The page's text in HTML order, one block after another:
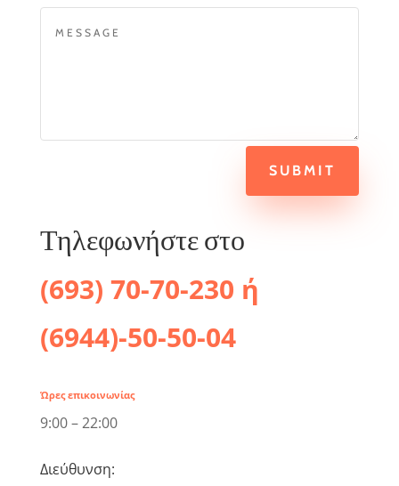
SUBMIT
Τηλεφωνήστε στο
(693) 70-70-230 ή
(6944)-50-50-04
Ώρες επικοινωνίας
9:00 – 22:00
Διεύθυνση: